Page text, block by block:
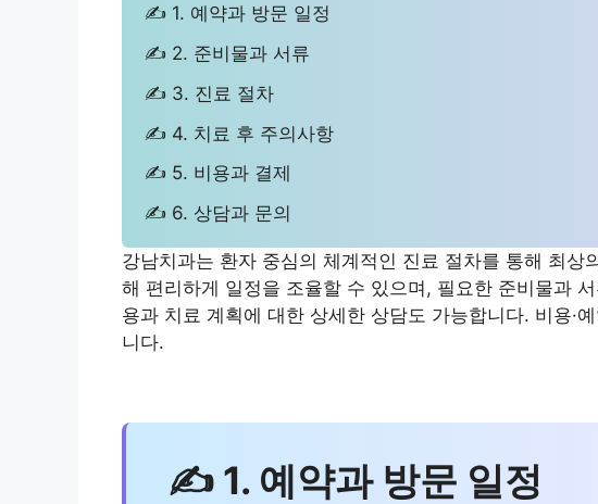
✍ 1. 예약과 방문 일정
✍ 2. 준비물과 서류
✍ 3. 진료 절차
✍ 4. 치료 후 주의사항
✍ 5. 비용과 결제
✍ 6. 상담과 문의
강남치과는 환자 중심의 체계적인 진료 절차를 통해 최상
해 편리하게 일정을 조율할 수 있으며, 필요한 준비물과
용과 치료 계획에 대한 상세한 상담도 가능합니다. 비용·
니다.
✍ 1. 예약과 방문 일정